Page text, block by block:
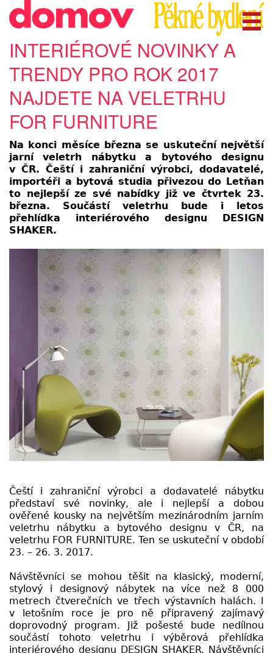
INTERIÉROVÉ NOVINKY A
TRENDY PRO ROK 2017
NAJDETE NA VELETRHU
FOR FURNITURE
Na konci měsíce března se uskuteční největší
jarní veletrh nábytku a bytového designu
v ČR. Čeští i zahraniční výrobci, dodavatelé,
importéři a bytová studia přivezou do Letňan
to nejlepší ze své nabídky již ve čtvrtek 23.
března. Součástí veletrhu bude i letos
přehlídka interiérového designu DESIGN
SHAKER.
Čeští i zahraniční výrobci a dodavatelé nábytku
představí své novinky, ale i nejlepší a dobou
ověřené kousky na největším mezinárodním jarním
veletrhu nábytku a bytového designu v ČR, na
veletrhu FOR FURNITURE. Ten se uskuteční v období
23. – 26. 3. 2017.
Návštěvníci se mohou těšit na klasický, moderní,
stylový i designový nábytek na více než 8 000
metrech čtverečních ve třech výstavních halách. I
v letošním roce je pro ně připravený zajímavý
doprovodný program. Již pošesté bude nedílnou
součástí tohoto veletrhu i výběrová přehlídka
interiérového designu DESIGN SHAKER. Návštěvníci